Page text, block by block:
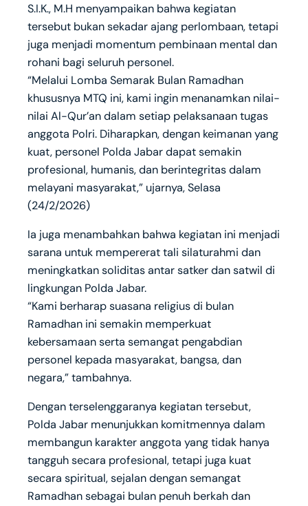
S.I.K., M.H menyampaikan bahwa kegiatan
tersebut bukan sekadar ajang perlombaan, tetapi
juga menjadi momentum pembinaan mental dan
rohani bagi seluruh personel.
“Melalui Lomba Semarak Bulan Ramadhan
khususnya MTQ ini, kami ingin menanamkan nilai-
nilai Al-Qur’an dalam setiap pelaksanaan tugas
anggota Polri. Diharapkan, dengan keimanan yang
kuat, personel Polda Jabar dapat semakin
profesional, humanis, dan berintegritas dalam
melayani masyarakat,” ujarnya, Selasa
(24/2/2026)
Ia juga menambahkan bahwa kegiatan ini menjadi
sarana untuk mempererat tali silaturahmi dan
meningkatkan soliditas antar satker dan satwil di
lingkungan Polda Jabar.
“Kami berharap suasana religius di bulan
Ramadhan ini semakin memperkuat
kebersamaan serta semangat pengabdian
personel kepada masyarakat, bangsa, dan
negara,” tambahnya.
Dengan terselenggaranya kegiatan tersebut,
Polda Jabar menunjukkan komitmennya dalam
membangun karakter anggota yang tidak hanya
tangguh secara profesional, tetapi juga kuat
secara spiritual, sejalan dengan semangat
Ramadhan sebagai bulan penuh berkah dan